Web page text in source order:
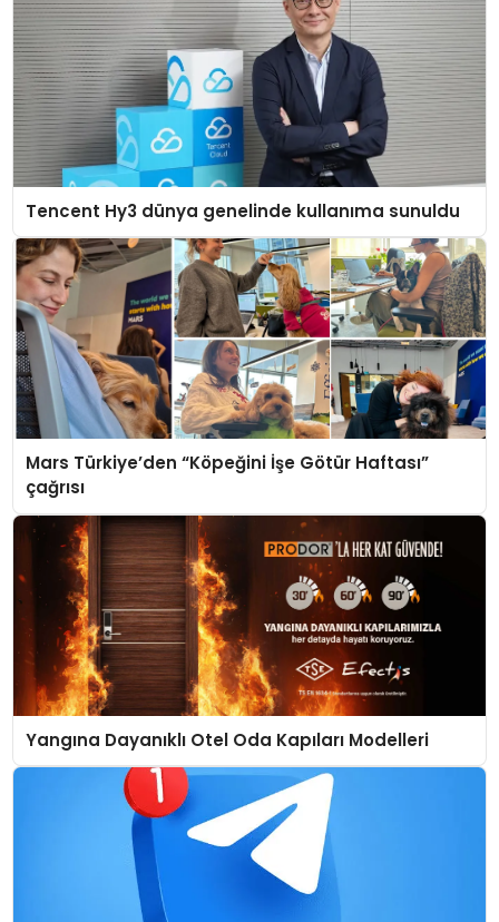
Tencent Hy3 dünya genelinde kullanıma sunuldu
Mars Türkiye’den “Köpeğini İşe Götür Haftası”
çağrısı
Yangına Dayanıklı Otel Oda Kapıları Modelleri